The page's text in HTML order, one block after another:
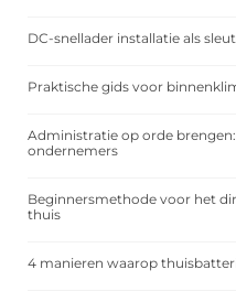
DC-snellader installatie als
Praktische gids voor
Administratie op orde
ondernemers
Beginnersmethode voor het
thuis
4 manieren waarop